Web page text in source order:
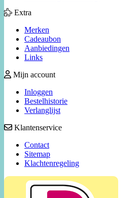
Extra
Merken
Cadeaubon
Aanbiedingen
Links
Mijn account
Inloggen
Bestelhistorie
Verlanglijst
Klantenservice
Contact
Sitemap
Klachtenregeling